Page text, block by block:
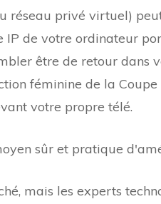
réseau privé virtuel)
IP de votre ordinateur
être de retour dans
féminine de la
votre propre télé.
sûr et pratique
mais les experts